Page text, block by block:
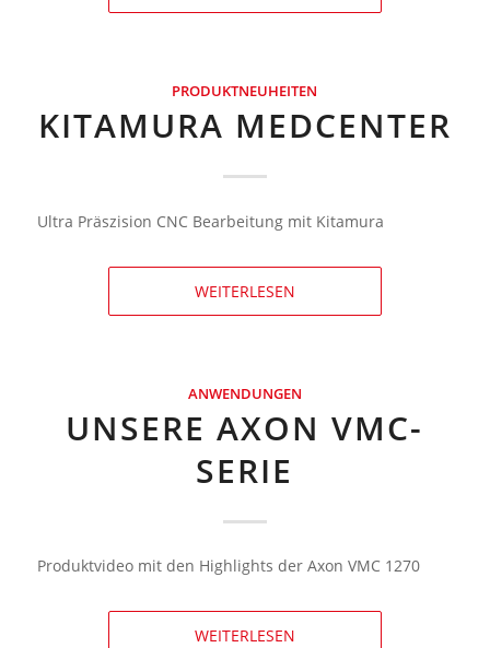
PRODUKTNEUHEITEN
KITAMURA MEDCENTER
Ultra Präszision CNC Bearbeitung mit Kitamura
WEITERLESEN
ANWENDUNGEN
UNSERE AXON VMC-
SERIE
Produktvideo mit den Highlights der Axon VMC 1270
WEITERLESEN